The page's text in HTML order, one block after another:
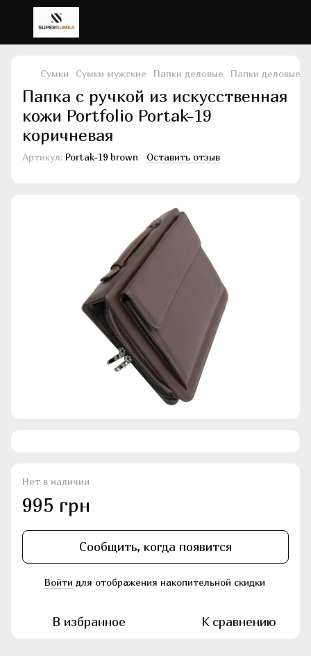
Сумки Сумки мужские Папки деловые Папки деловые
Папка с ручкой из искусственная
кожи Portfolio Portak-19
коричневая
Артикул: Portak-19 brown Оставить отзыв
Нет в наличии
995 грн
Сообщить, когда появится
Войти для отображения накопительной скидки
В избранное К сравнению